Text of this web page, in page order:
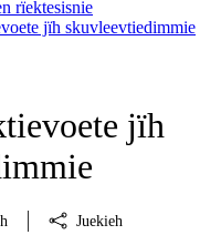
rïektesisnie
jïh skuvleevtiedimmie
jïh
Juekieh